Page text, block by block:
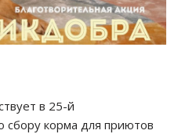
в 25-й
сбору корма для приютов